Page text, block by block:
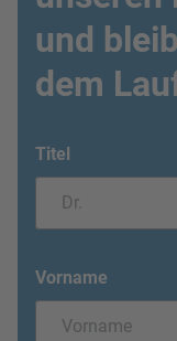
und
dem
Titel
Vorname